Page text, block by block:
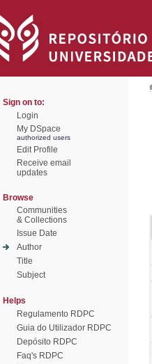
Sign on to:
Login
My DSpace
authorized users
Edit Profile
Receive email
updates
Browse
Communities
& Collections
Issue Date
Author
Title
Subject
Helps
Regulamento RDPC
Guia do Utilizador RDPC
Depósito RDPC
Faq's RDPC